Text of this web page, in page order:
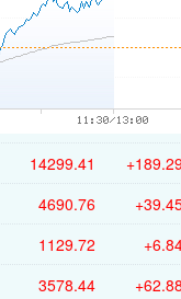
14299.41
4690.76
1129.72
3578.44 +62.88